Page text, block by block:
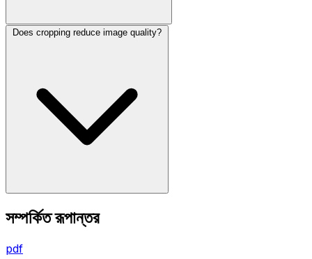
Does cropping reduce image quality?
সম্পর্কিত রূপান্তর
pdf